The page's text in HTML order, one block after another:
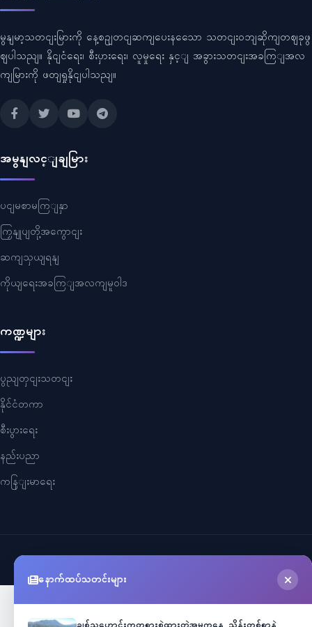
မွနျမာ့သတငျးမြားကို နေ့စဥျတငျဆကျပေးနသေော သတငျးဝဘျဆိုကျတဈခုဖွ
ဈပါသညျ။ နိုငျငံရေး၊ စီးပှားရေး၊ လူမှုရေး နှင့ျ အခွားသတငျးအခကြျအလ
ကျမြားကို ဖတျရှုနိုငျပါသညျ။
အမွနျလင့ျချမြား
ပငျမစာမကြျနှာ
ကြှနျုပျတို့အကွောငျး
ဆကျသှယျရနျ
ကိုယျရေးအခကြျအလကျမူဝါဒ
ကဏ္ဍများ
ပွညျတှငျးသတငျး
နိုင်ငံတကာ
စီးပွားရေး
နည်းပညာ
ကနြျးမာရေး
နောက်ထပ်သတင်းများ